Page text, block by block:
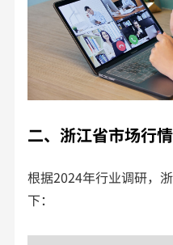
二、浙江省市场行
根据2024年行业调研，
下：